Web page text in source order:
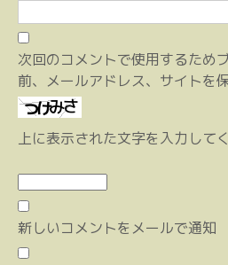
次回のコメントで使用するため
前、メールアドレス、サイトを
上に表示された文字を入力して
新しいコメントをメールで通知